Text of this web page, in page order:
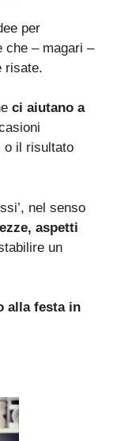
per
che – magari –
risate.
ci aiutano a
o il risultato
nel senso
aspetti
un
alla festa in